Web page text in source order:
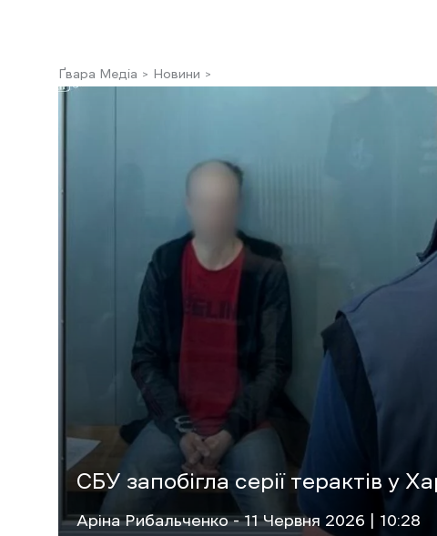
Ґвара Медіа Новини
СБУ запобігла серії терактів у
Аріна Рибальченко- 11 Червня 2026 | 10:28